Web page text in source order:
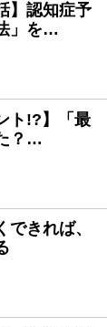
】認知症予
」を…
ト!?】「最
？…
できれば、